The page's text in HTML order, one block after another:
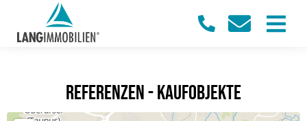
Referenzen - Kaufobjekte